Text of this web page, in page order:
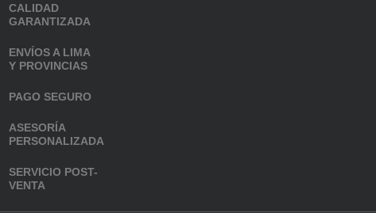
CALIDAD
GARANTIZADA
ENVÍOS A LIMA
Y PROVINCIAS
PAGO SEGURO
ASESORÍA
PERSONALIZADA
SERVICIO POST-
VENTA